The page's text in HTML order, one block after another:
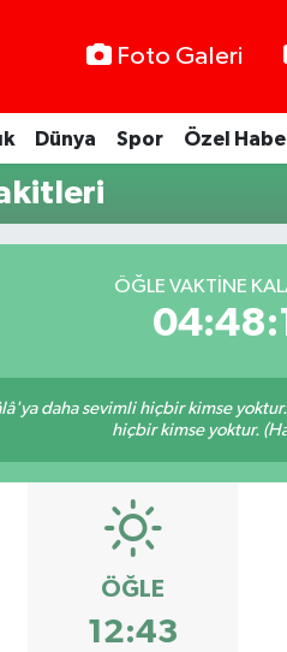
Foto Galeri
Dünya Spor Özel
ÖĞLE VAKTINE
daha sevimli hiçbir kimse
hiçbir kimse yoktur.
ÖĞLE
12:43